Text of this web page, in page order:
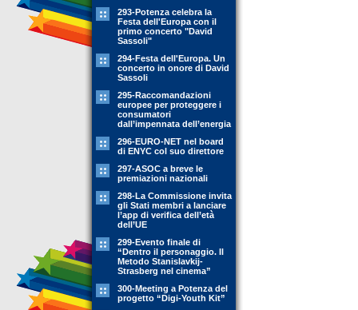
293-Potenza celebra la
Festa dell'Europa con il
primo concerto "David
Sassoli"
294-Festa dell'Europa. Un
concerto in onore di David
Sassoli
295-Raccomandazioni
europee per proteggere i
consumatori
dall’impennata dell’energia
296-EURO-NET nel board
di ENYC col suo direttore
297-ASOC a breve le
premiazioni nazionali
298-La Commissione invita
gli Stati membri a lanciare
l’app di verifica dell’età
dell’UE
299-Evento finale di
“Dentro il personaggio. Il
Metodo Stanislavkij-
Strasberg nel cinema”
300-Meeting a Potenza del
progetto “Digi-Youth Kit”